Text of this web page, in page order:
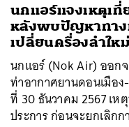
นกแอร์แจงเหตุเที่
หลังพบปัญหาทาง
เปลี่ยนครื่องลำให
นกแอร์ (Nok Air) ออก
ท่าอากาศยานดอนเมือ
ที่ 30 ธันวาคม 2567 เ
ประการ ก่อนจะยกเลิก